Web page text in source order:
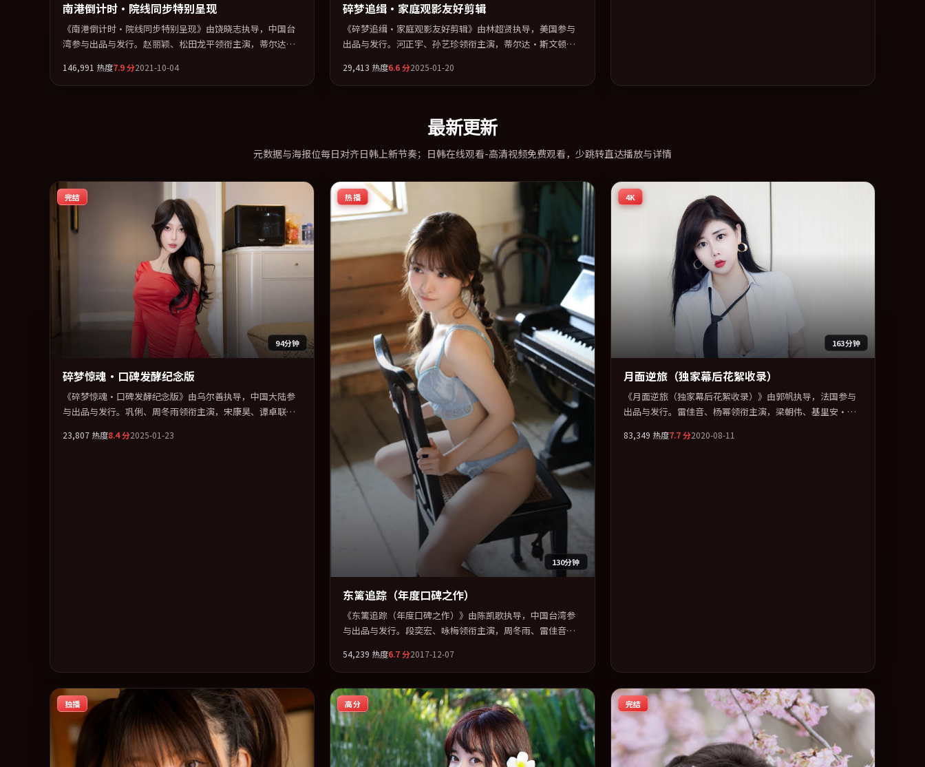
南港倒计时·院线同步特别呈现
《南港倒计时·院线同步特别呈现》由饶晓志执导，中国台
湾参与出品与发行。赵丽颖、松田龙平领衔主演，蒂尔达·
与爆发之间精准摆荡。全片以「奇幻」类型为骨架，在叙
事、表演与视听上力求统一。定于 2021-06-07 在内地院线及
146,991 热度7.9分2021-10-04
碎梦追缉·家庭观影友好剪辑
《碎梦追缉·家庭观影友好剪辑》由林超贤执导，美国参与
出品与发行。河正宇、孙艺珍领衔主演，蒂尔达·斯文顿、
时代焦虑的隐喻表达。全片以「科幻」类型为骨架，在叙
事、表演与视听上力求统一。定于 2025-10-12 在内地院线及
强情节与人物弧光的观众完整观看。
29,413 热度6.6分2025-01-20
最新更新
元数据与海报位每日对齐日韩上新节奏；日韩在线观看-高清视频免费观看，少跳转直达播放与详情
完结
94分钟
碎梦惊魂·口碑发酵纪念版
《碎梦惊魂·口碑发酵纪念版》由乌尔善执导，中国大陆参
与出品与发行。巩俐、周冬雨领衔主演，宋康昊、谭卓联袂
「战争」类型为骨架，在叙事、表演与视听上力求统一。定
23,807 热度8.4分2025-01-23
热播
130分钟
东篱追踪（年度口碑之作）
《东篱追踪（年度口碑之作）》由陈凯歌执导，中国台湾参
与出品与发行。段奕宏、咏梅领衔主演，周冬雨、雷佳音、
去。全片以「战争」类型为骨架，在叙事、表演与视听上力
求统一。定于 2017-11-28 在内地院线及主流平台同步亮相，
2017 年度话题片中口碑稳健，适合喜欢强情节与人物弧光的
观众完整观看。
54,239 热度6.7分2017-12-07
4K
163分钟
月面逆旅（独家幕后花絮收录）
《月面逆旅（独家幕后花絮收录）》由郭帆执导，法国参与
出品与发行。雷佳音、杨幂领衔主演，梁朝伟、基里安·墨
续堆叠。全片以「悬疑」类型为骨架，在叙事、表演与视听
83,349 热度7.7分2020-08-11
独播 高分 完结